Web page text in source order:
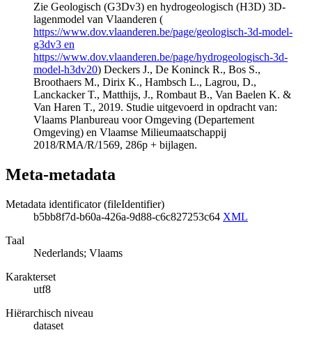
Zie Geologisch (G3Dv3) en hydrogeologisch (H3D) 3D-
lagenmodel van Vlaanderen (
https://www.dov.vlaanderen.be/page/geologisch-3d-model-
g3dv3 en
https://www.dov.vlaanderen.be/page/hydrogeologisch-3d-
model-h3dv20) Deckers J., De Koninck R., Bos S.,
Broothaers M., Dirix K., Hambsch L., Lagrou, D.,
Lanckacker T., Matthijs, J., Rombaut B., Van Baelen K. &
Van Haren T., 2019. Studie uitgevoerd in opdracht van:
Vlaams Planbureau voor Omgeving (Departement
Omgeving) en Vlaamse Milieumaatschappij
2018/RMA/R/1569, 286p + bijlagen.
Meta-metadata
Metadata identificator (fileIdentifier)
b5bb8f7d-b60a-426a-9d88-c6c827253c64 XML
Taal
Nederlands; Vlaams
Karakterset
utf8
Hiërarchisch niveau
dataset